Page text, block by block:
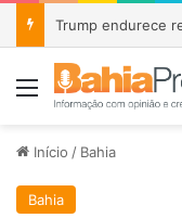
Menu
Início / Bahia
Bahia